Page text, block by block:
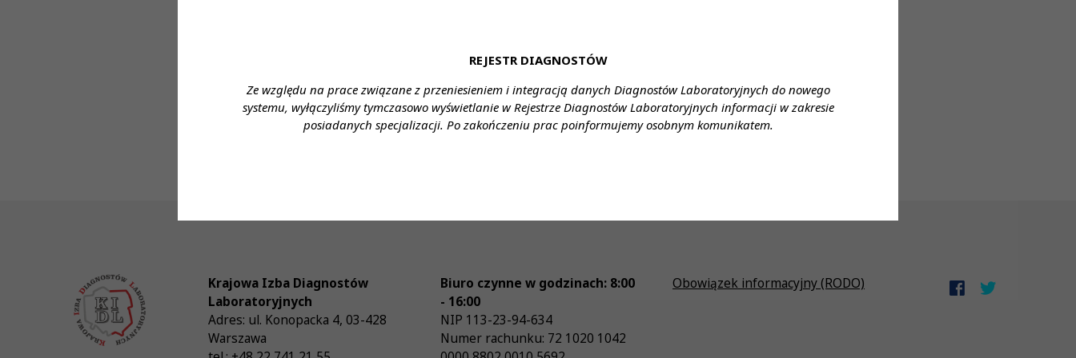
REJESTR DIAGNOSTÓW
Ze względu na prace związane z przeniesieniem i integracją danych Diagnostów Laboratoryjnych do nowego
systemu, wyłączyliśmy tymczasowo wyświetlanie w Rejestrze Diagnostów Laboratoryjnych informacji w zakresie
posiadanych specjalizacji. Po zakończeniu prac poinformujemy osobnym komunikatem.
Dane do kontaktu: Stanowisko: diagnosta laboratoryjny
Imię i nazwisko: Izabela Opyrchał-Konieczny
Telefon: 723 183 276 e- mail: izabela.konieczny@korlab.pl
Krajowa Izba Diagnostów
Laboratoryjnych
Adres: ul. Konopacka 4,03-428
Warszawa
Biuro czynne w godzinach: 8:00
- 16:00
NIP 113-23-94-634
Numer rachunku: 72 1020 1042
Obowiązek informacyjny (RODO)